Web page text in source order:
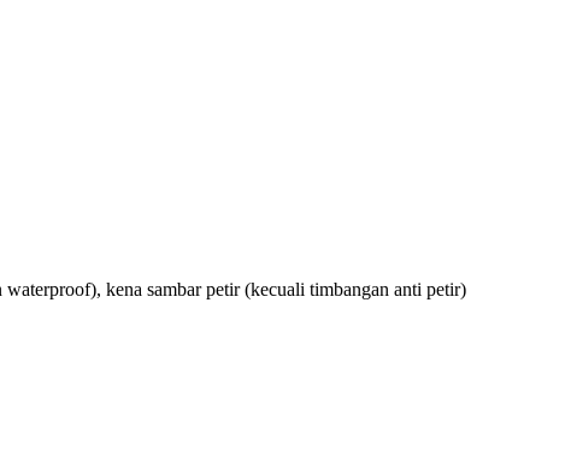
kena sambar petir (kecuali timbangan anti petir)